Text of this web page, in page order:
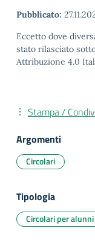
Pubblicato:
Eccetto dove
stato rilasciato
Attribuzione 4.0
Stampa /
Argomenti
Circolari
Tipologia
Circolari per